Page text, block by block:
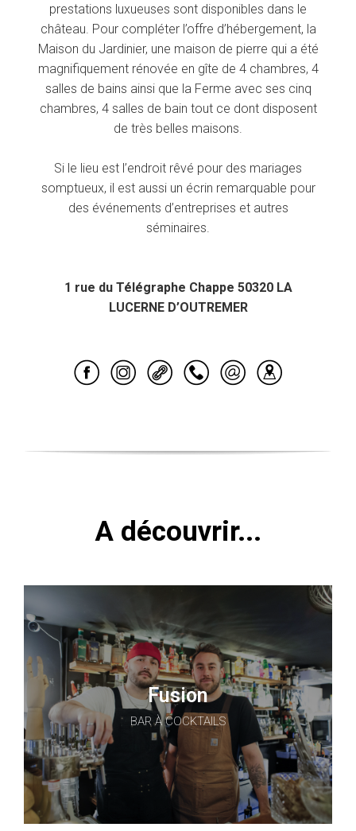
prestations luxueuses sont disponibles dans le
château. Pour compléter l’offre d’hébergement, la
Maison du Jardinier, une maison de pierre qui a été
magnifiquement rénovée en gîte de 4 chambres, 4
salles de bains ainsi que la Ferme avec ses cinq
chambres, 4 salles de bain tout ce dont disposent
de très belles maisons.
Si le lieu est l’endroit rêvé pour des mariages
somptueux, il est aussi un écrin remarquable pour
des événements d’entreprises et autres
séminaires.
1 rue du Télégraphe Chappe 50320 LA
LUCERNE D’OUTREMER
A découvrir...
Fusion
BAR À COCKTAILS